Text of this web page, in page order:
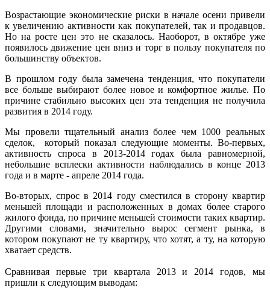
Возрастающие экономические риски в начале осени привели
к увеличению активности как покупателей, так и продавцов.
Но на росте цен это не сказалось. Наоборот, в октябре уже
появилось движение цен вниз и торг в пользу покупателя по
большинству объектов.
В прошлом году была замечена тенденция, что покупатели
все больше выбирают более новое и комфортное жилье. По
причине стабильно высоких цен эта тенденция не получила
развития в 2014 году.
Мы провели тщательный анализ более чем 1000 реальных
сделок, который показал следующие моменты. Во-первых,
активность спроса в 2013-2014 годах была равномерной,
небольшие всплески активности наблюдались в конце 2013
года и в марте - апреле 2014 года.
Во-вторых, спрос в 2014 году сместился в сторону квартир
меньшей площади и расположенных в домах более старого
жилого фонда, по причине меньшей стоимости таких квартир.
Другими словами, значительно вырос сегмент рынка, в
котором покупают не ту квартиру, что хотят, а ту, на которую
хватает средств.
Сравнивая первые три квартала 2013 и 2014 годов, мы
пришли к следующим выводам: